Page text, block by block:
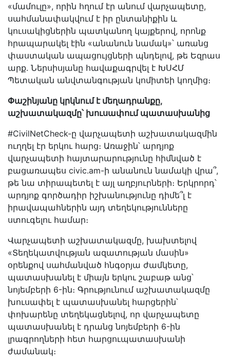
«մամուլը», որին հղում էր անում վարչապետը,
սահմանափակվում է իր ընտանիքին և
կուսակիցներին պատկանող կայքերով, որոնք
հրապարակել էին «անանուն նամակ»՝ առանց
փաստական ապացույցների պնդելով, թե Եզրաս
արք. Ներսիսյանը հավաքագրվել է ԽՍՀՄ
Պետական անվտանգության կոմիտեի կողմից։
Փաշինյանը կրկնում է մեղադրանքը,
աշխատակազմը՝ խուսափում պատասխանից
#CivilNetCheck-ը վարչապետի աշխատակազմին
ուղղել էր երկու հարց։ Առաջին՝ արդյոք
վարչապետի հայտարարությունը հիմնված է
բացառապես civic.am-ի անանուն նամակի վրա՞,
թե նա տիրապետել է այլ աղբյուրների։ Երկրորդ՝
արդյոք գործադիր իշխանությունը դիմե՞լ է
իրավապահներին այդ տեղեկությունները
ստուգելու համար։
Վարչապետի աշխատակազմը, խախտելով
«Տեղեկատվության ազատության մասին»
օրենքով սահմանված հնգօրյա ժամկետը,
պատասխանել է միայն երկու շաբաթ անց՝
նոյեմբերի 6-ին։ Գրությունում աշխատակազմը
խուսափել է պատասխանել հարցերին՝
փոխարենը տեղեկացնելով, որ վարչապետը
պատասխանել է դրանց նոյեմբերի 6-ին
լրագրողների հետ հարցուպատասխանի
ժամանակ։